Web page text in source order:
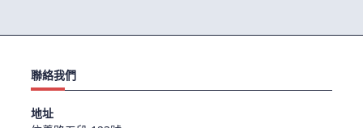
聯絡我們
地址